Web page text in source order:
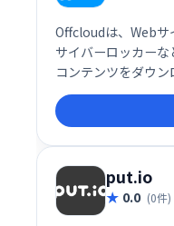
Offcloudは、Webサ
サイバーロッカー
コンテンツをダウ
ーションです。
で、あらゆるコンテ
ます。 手軽にオン
におすすめです。
put.io
0.0 (0件)